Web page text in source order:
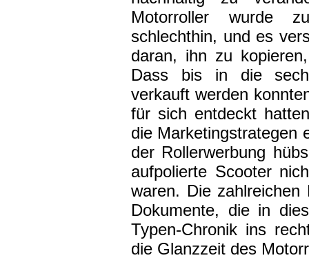
Motorroller wurde
schlechthin, und es
daran, ihn zu
Dass bis in die
verkauft werden
für sich entdeckt
die Marketingstrategen
der Rollerwerbung
aufpolierte Scooter
waren. Die zahlreichen
Dokumente, die in
Typen-Chronik ins
die Glanzzeit des